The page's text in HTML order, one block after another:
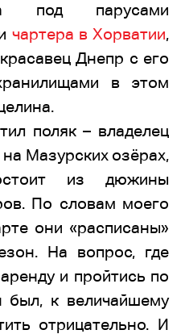
под парусами
чартера в Хорватии,
Днепр с его
в этом
поляк – владелец
Мазурских озёрах,
из дюжины
По словам моего
они «расписаны»
На вопрос, где
и пройтись по
был, к величайшему
отрицательно. И